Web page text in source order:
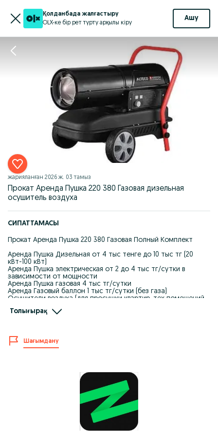
Қолданбада жалғастыру
OLX-ке бір рет түрту арқылы кіру
Ашу
жарияланған 2026 ж. 03 тамыз
Прокат Аренда Пушка 220 380 Газовая дизельная
осушитель воздуха
СИПАТТАМАСЫ
Прокат Аренда Пушка 220 380 Газовая Полный Комплект
Аренда Пушка Дизельная от 4 тыс тенге до 10 тыс тг (20
кВт-100 кВт)
Аренда Пушка электрическая от 2 до 4 тыс тг/сутки в
зависимости от мощности
Аренда Пушка газовая 4 тыс тг/сутки
Аренда Газовый баллон 1 тыс тг/сутки (без газа)
Осушители воздуха (для просушки квартир, тех помещений,
адреса, Либо можете забрать самовывозом с нашего адреса
Центр проката "iZiRenta"
Адрес: Рыскулова 103/6 (Угол Софья)
Также, у нас можете арендовать:
- Аппарат высокого давление (Автомойка, Кэшер)
- Шлифмашина по паркету
Толығырақ
Шағымдану